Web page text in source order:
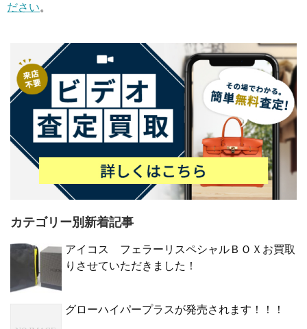
ださい。
カテゴリー別新着記事
アイコス フェラーリスペシャルＢＯＸお買取
りさせていただきました！
グローハイパープラスが発売されます！！！